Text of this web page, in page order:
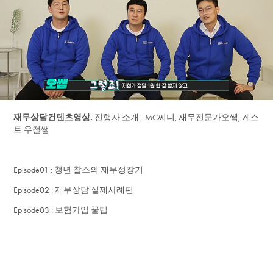
재무상담컨텐츠영상. 진행자 소개_ MC찌니, 재무전문가오쌤, 게스
트 우철쌤
Episode01 : 청년 찰스의 재무성장기
Episode02 : 재무상담 실제사례편
Episode03 : 보험가입 꿀팁